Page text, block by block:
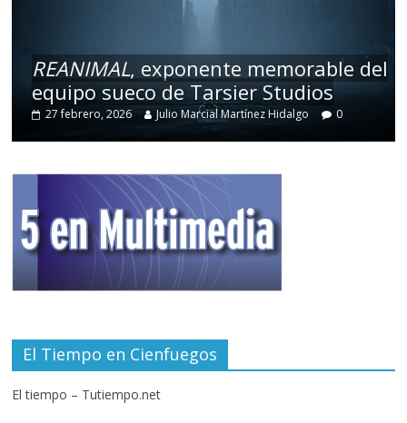
REANIMAL, exponente memorable del
equipo sueco de Tarsier Studios
27 febrero, 2026 Julio Marcial Martínez Hidalgo 0
El Tiempo en Cienfuegos
El tiempo – Tutiempo.net